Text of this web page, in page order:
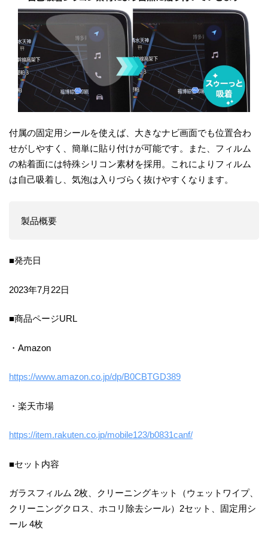
付属の固定用シールを使えば、大きなナビ画面でも位置合わ
せがしやすく、簡単に貼り付けが可能です。また、フィルム
の粘着面には特殊シリコン素材を採用。これによりフィルム
は自己吸着し、気泡は入りづらく抜けやすくなります。
製品概要
■発売日
2023年7月22日
■商品ページURL
・Amazon
https://www.amazon.co.jp/dp/B0CBTGD389
・楽天市場
https://item.rakuten.co.jp/mobile123/b0831canf/
■セット内容
ガラスフィルム 2枚、クリーニングキット（ウェットワイプ、
クリーニングクロス、ホコリ除去シール）2セット、固定用シ
ール 4枚